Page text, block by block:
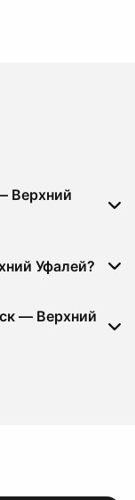
Верхний
Уфалей?
— Верхний